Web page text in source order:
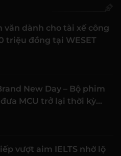
văn dành cho tài xế công
triệu đồng tại WESET
New Day – Bộ phim
MCU trở lại thời kỳ
vượt aim IELTS nhờ lộ